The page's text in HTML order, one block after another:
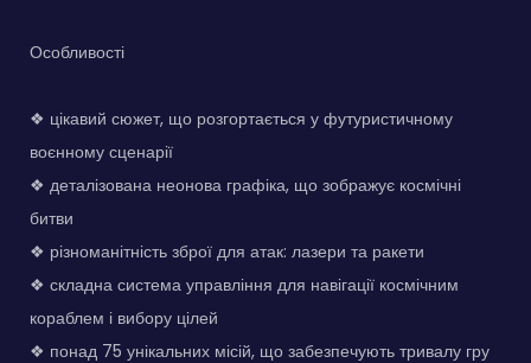
Особливості
❖ цікавий сюжет, що розгортається у футуристичному
воєнному сценарії
❖ деталізована неонова графіка, що зображує космічні
битви
❖ різноманітність зброї для атак: лазери та ракети
❖ складна система управління для навігації космічним
кораблем і вибору цілей
❖ понад 75 унікальних місій, що забезпечують тривалу гру